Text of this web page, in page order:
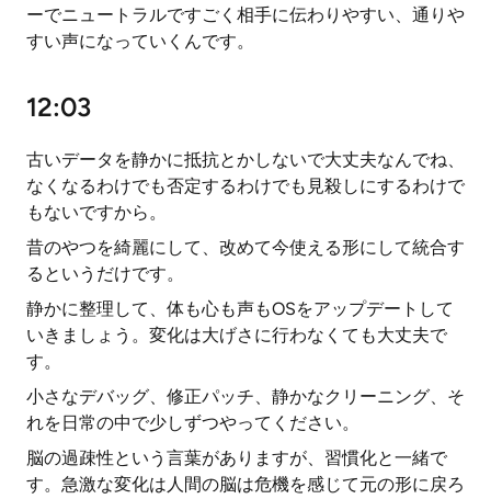
ーでニュートラルですごく相手に伝わりやすい、通りや
すい声になっていくんです。
12:03
古いデータを静かに抵抗とかしないで大丈夫なんでね、
なくなるわけでも否定するわけでも見殺しにするわけで
もないですから。
昔のやつを綺麗にして、改めて今使える形にして統合す
るというだけです。
静かに整理して、体も心も声もOSをアップデートして
いきましょう。変化は大げさに行わなくても大丈夫で
す。
小さなデバッグ、修正パッチ、静かなクリーニング、そ
れを日常の中で少しずつやってください。
脳の過疎性という言葉がありますが、習慣化と一緒で
す。急激な変化は人間の脳は危機を感じて元の形に戻ろ